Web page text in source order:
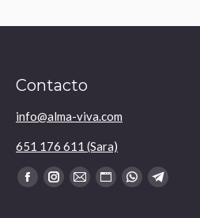
Contacto
info@alma-viva.com
651 176 611 (Sara)
Encuéntranos en:
FacebookInstagram
MailSitioWhatsappTelegram